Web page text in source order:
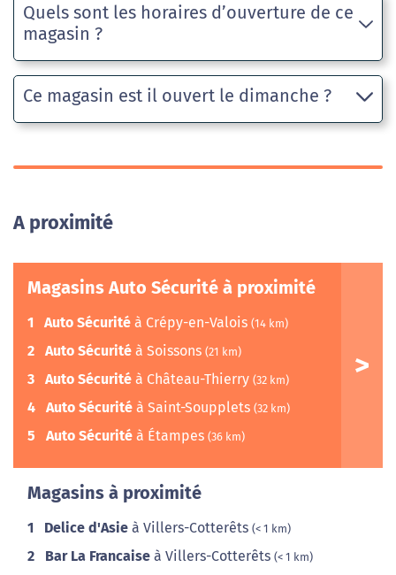
Quels sont les horaires d’ouverture de ce
magasin ?
Ce magasin est il ouvert le dimanche ?
A proximité
Magasins Auto Sécurité à proximité
1 Auto Sécurité à Crépy-en-Valois (14 km)
2 Auto Sécurité à Soissons (21 km)
3 Auto Sécurité à Château-Thierry (32 km)
4 Auto Sécurité à Saint-Soupplets (32 km)
5 Auto Sécurité à Étampes (36 km)
Magasins à proximité
1 Delice d'Asie à Villers-Cotterêts (< 1 km)
2 Bar La Francaise à Villers-Cotterêts (< 1 km)